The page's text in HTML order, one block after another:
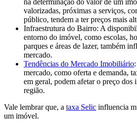
na determinação do valor de um
valorizadas, próximas a serviços,
público, tendem a ter preços mais
Infraestrutura do Bairro: A
entorno do imóvel, como escolas,
parques e áreas de lazer, também
mercado.
Tendências do Mercado Imobiliário
mercado, como oferta e demanda,
em geral, podem afetar o preço dos
região.
Vale lembrar que, a taxa Selic influencia
um imóvel.